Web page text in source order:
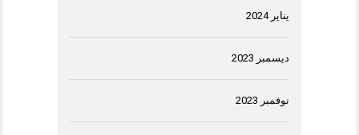
يناير 2024
ديسمبر 2023
نوفمبر 2023